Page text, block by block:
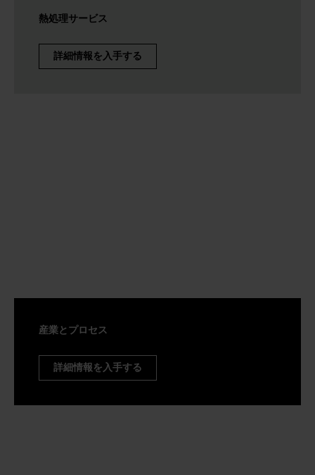
熱処理サービス
詳細情報を入手する
産業とプロセス
詳細情報を入手する